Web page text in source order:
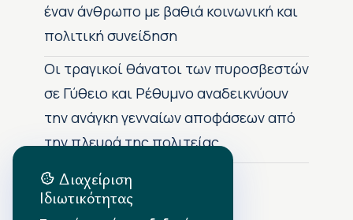
έναν άνθρωπο με βαθιά κοινωνική και
πολιτική συνείδηση
Οι τραγικοί θάνατοι των πυροσβεστών
σε Γύθειο και Ρέθυμνο αναδεικνύουν
την ανάγκη γενναίων αποφάσεων από
την πλευρά της πολιτείας
Αρχείο Δημοσιεύσεων
Διαχείριση
Ιδιωτικότητας